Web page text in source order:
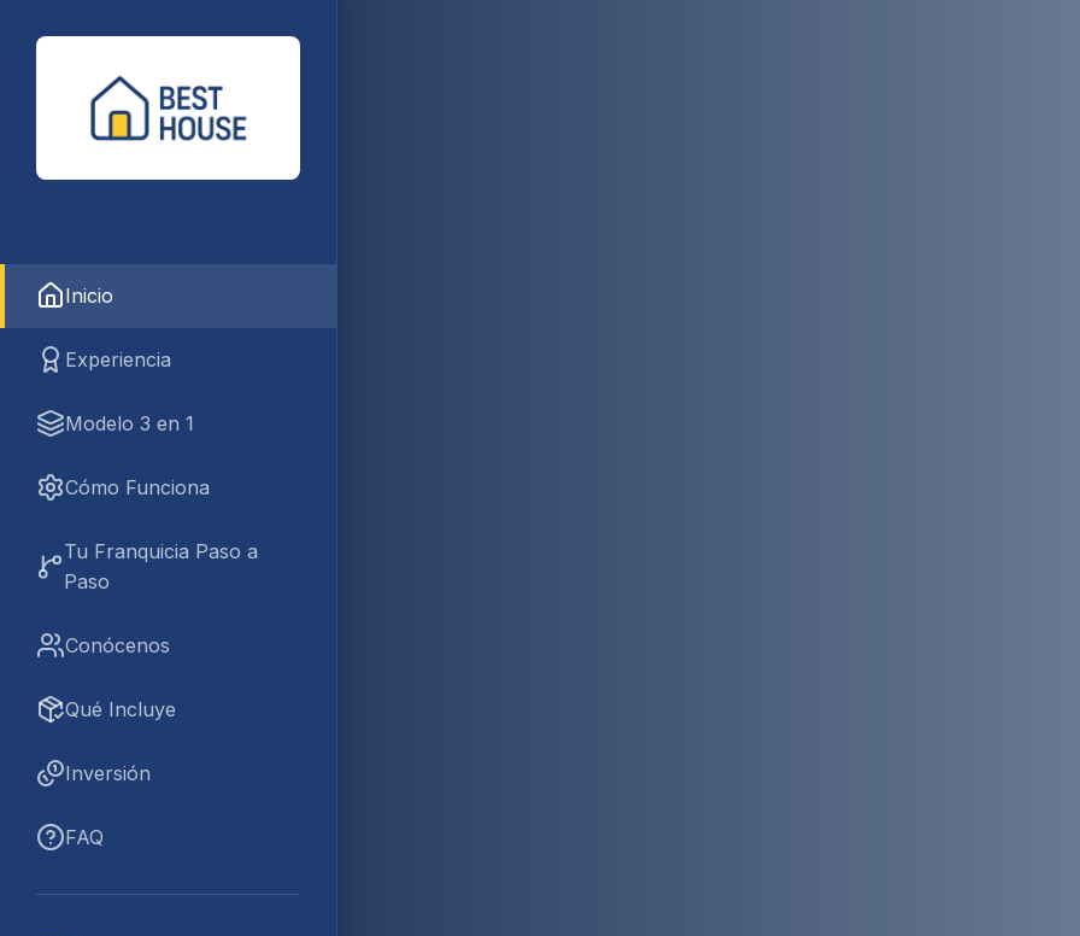
Inicio
Experiencia
Modelo 3 en 1
Cómo Funciona
Tu Franquicia Paso a
Paso
Conócenos
Qué Incluye
Inversión
FAQ